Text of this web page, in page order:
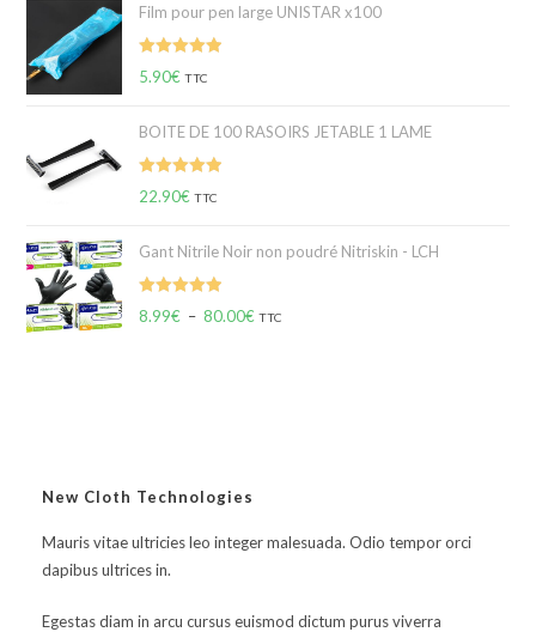
Film pour pen large UNISTAR x100
Note5.00
5.90€ TTC
BOITE DE 100 RASOIRS JETABLE 1 LAME
Note5.00
22.90€ TTC
Gant Nitrile Noir non poudré Nitriskin - LCH
Note5.00
8.99€ – 80.00€ TTC
New Cloth Technologies
Mauris vitae ultricies leo integer malesuada. Odio tempor orci
dapibus ultrices in.
Egestas diam in arcu cursus euismod dictum purus viverra